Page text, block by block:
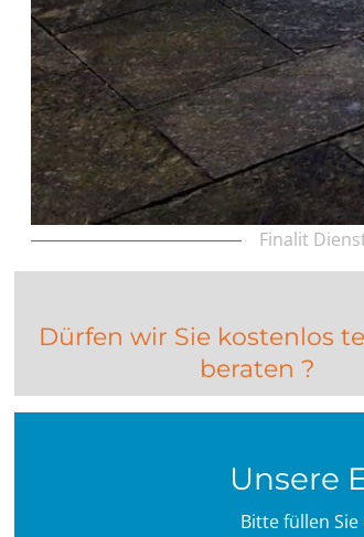
Finalit
Dürfen wir Sie kostenlos
beraten ?
Unsere
Bitte füllen